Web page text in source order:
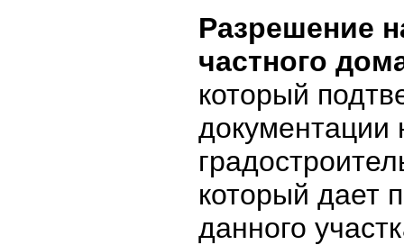
Разрешение
частного
который
документации
который дает
данного